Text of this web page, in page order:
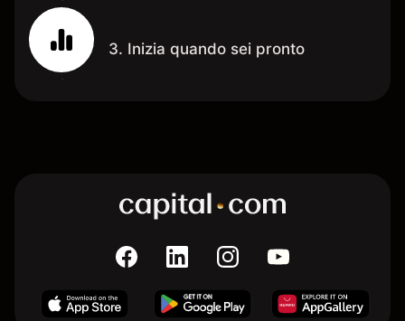
3. Inizia quando sei pronto